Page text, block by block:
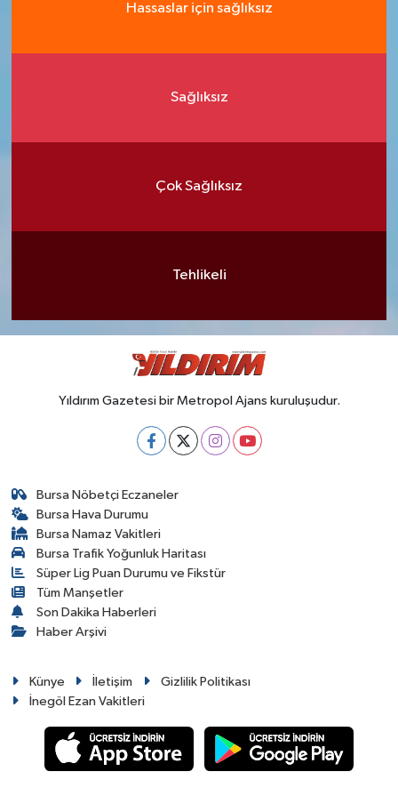
Hassaslar için sağlıksız
Sağlıksız
Çok Sağlıksız
Tehlikeli
Yıldırım Gazetesi bir Metropol Ajans kuruluşudur.
Bursa Nöbetçi Eczaneler
Bursa Hava Durumu
Bursa Namaz Vakitleri
Bursa Trafik Yoğunluk Haritası
Süper Lig Puan Durumu ve Fikstür
Tüm Manşetler
Son Dakika Haberleri
Haber Arşivi
Künye İletişim
Gizlilik Politikası
İnegöl Ezan Vakitleri